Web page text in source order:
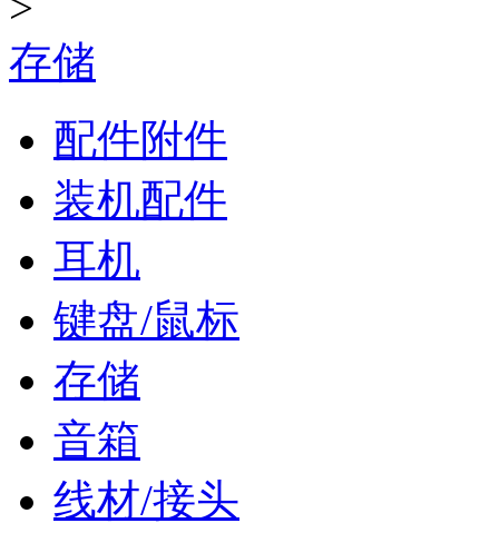
存储
配件附件
装机配件
耳机
键盘/鼠标
存储
音箱
线材/接头